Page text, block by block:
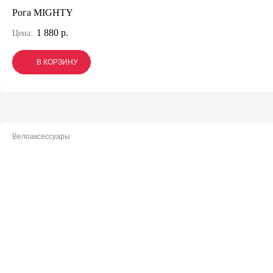
Рога MIGHTY
Цена: 1 880 р.
В КОРЗИНУ
В КОРЗИНУ
В КОРЗИНУ
Велоаксессуары